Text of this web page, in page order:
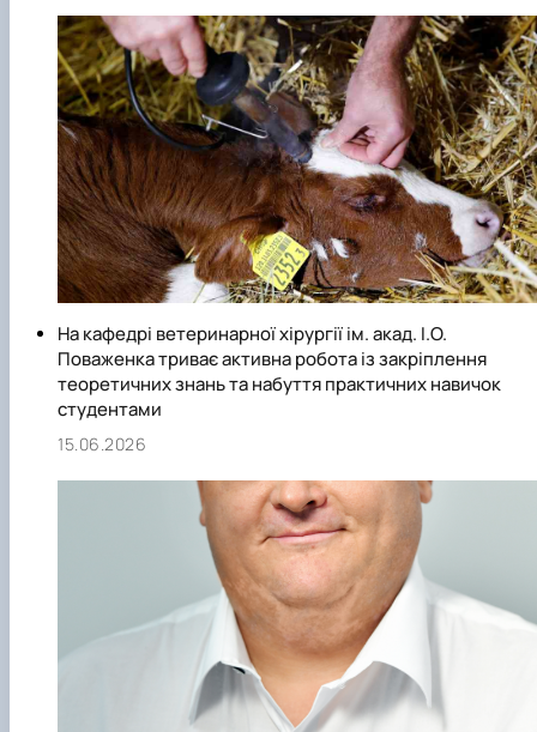
На кафедрі ветеринарної хірургії ім. акад. І.О.
Поваженка триває активна робота із закріплення
теоретичних знань та набуття практичних навичок
студентами
15.06.2026